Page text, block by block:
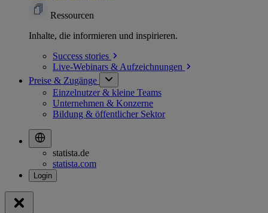
Ressourcen
Inhalte, die informieren und inspirieren.
Success stories
Live-Webinars & Aufzeichnungen
Preise & Zugänge
Einzelnutzer & kleine Teams
Unternehmen & Konzerne
Bildung & öffentlicher Sektor
statista.de
statista.com